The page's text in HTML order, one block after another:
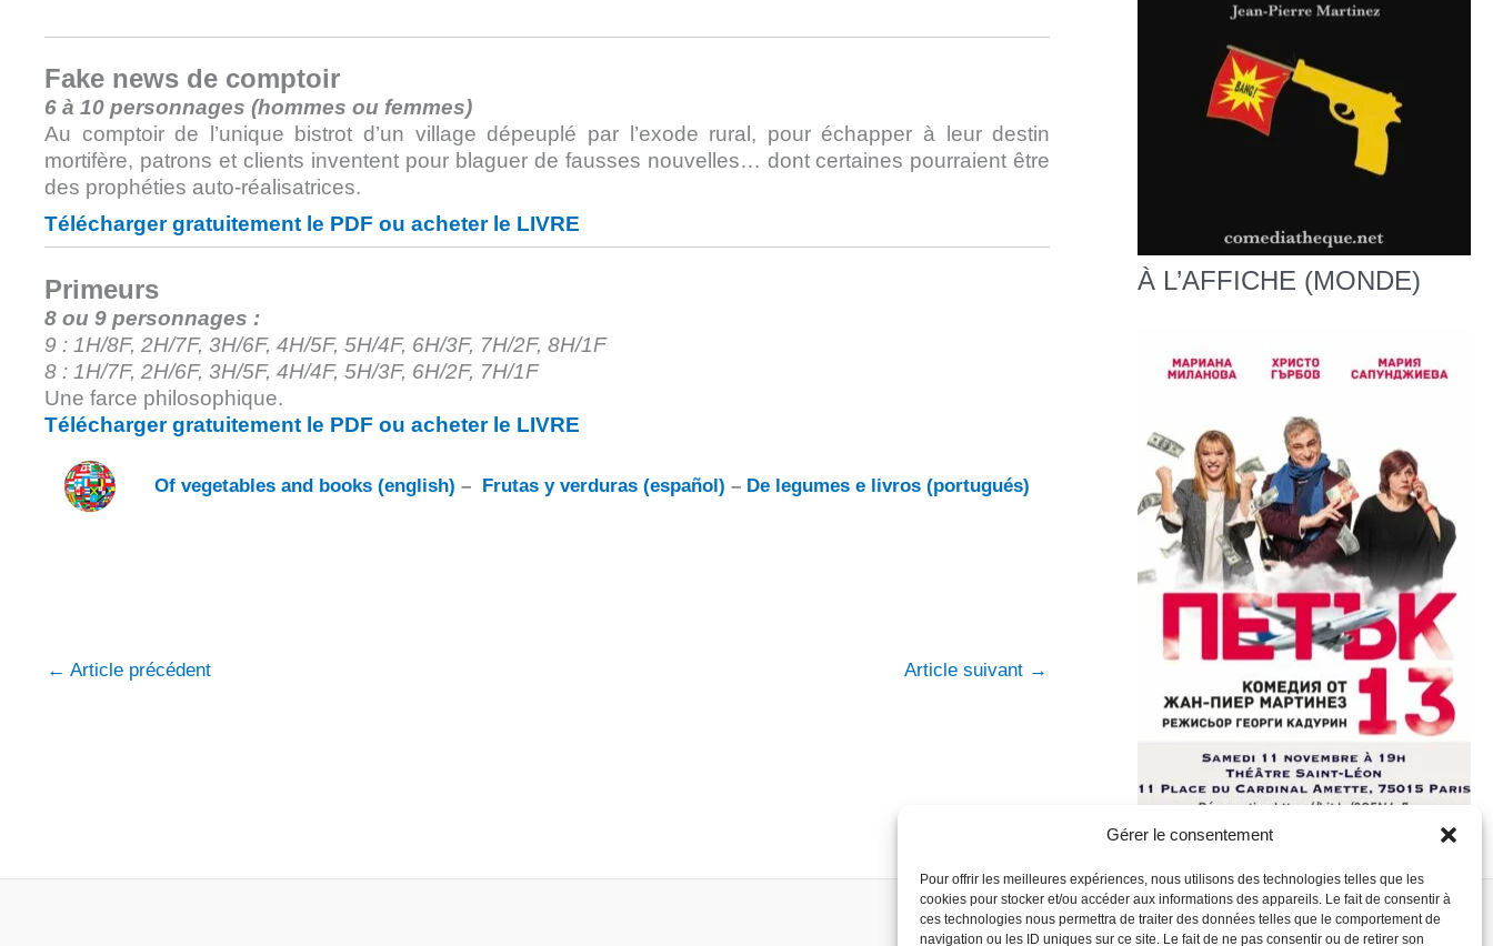
Gérer le consentement
Pour offrir les meilleures expériences, nous utilisons des technologies telles que les
cookies pour stocker et/ou accéder aux informations des appareils. Le fait de consentir à
ces technologies nous permettra de traiter des données telles que le comportement de
navigation ou les ID uniques sur ce site. Le fait de ne pas consentir ou de retirer son
Fake news de comptoir
6 à 10 personnages (hommes ou femmes)
Au comptoir de l’unique bistrot d’un village dépeuplé par l’exode rural, pour échapper à leur destin
mortifère, patrons et clients inventent pour blaguer de fausses nouvelles… dont certaines pourraient être
des prophéties auto-réalisatrices.
Télécharger gratuitement le PDF ou acheter le LIVRE
Primeurs
8 ou 9 personnages :
9 : 1H/8F, 2H/7F, 3H/6F, 4H/5F, 5H/4F, 6H/3F, 7H/2F, 8H/1F
8 : 1H/7F, 2H/6F, 3H/5F, 4H/4F, 5H/3F, 6H/2F, 7H/1F
Une farce philosophique.
Télécharger gratuitement le PDF ou acheter le LIVRE
Of vegetables and books (english) – Frutas y verduras (español) – De legumes e livros (portugués)
← Article précédent Article suivant →
À L’AFFICHE (MONDE)